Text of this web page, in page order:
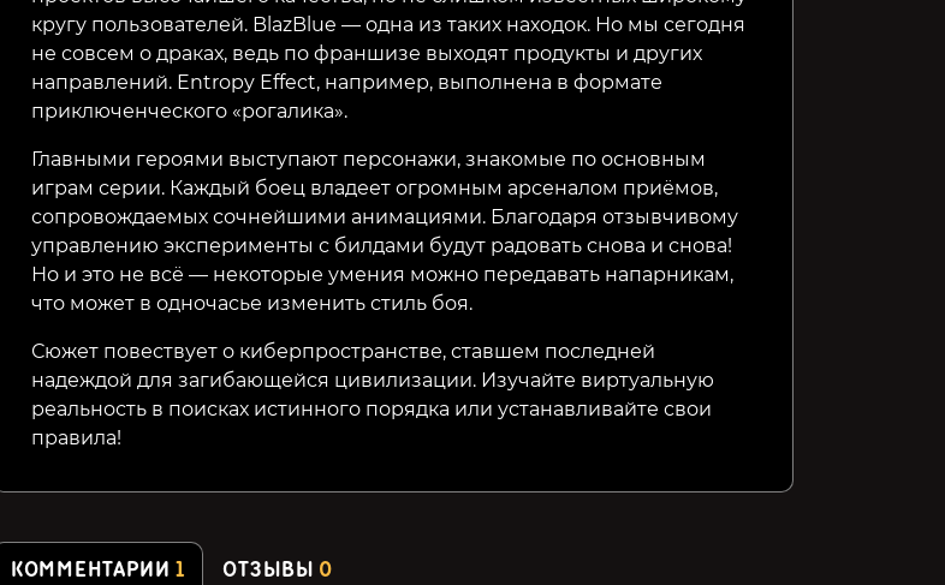
кругу пользователей. BlazBlue — одна из таких находок. Но мы сегодня
не совсем о драках, ведь по франшизе выходят продукты и других
направлений. Entropy Effect, например, выполнена в формате
приключенческого «рогалика».
Главными героями выступают персонажи, знакомые по основным
играм серии. Каждый боец владеет огромным арсеналом приёмов,
сопровождаемых сочнейшими анимациями. Благодаря отзывчивому
управлению эксперименты с билдами будут радовать снова и снова!
Но и это не всё — некоторые умения можно передавать напарникам,
что может в одночасье изменить стиль боя.
Сюжет повествует о киберпространстве, ставшем последней
надеждой для загибающейся цивилизации. Изучайте виртуальную
реальность в поисках истинного порядка или устанавливайте свои
правила!
КОММЕНТАРИИ 1 ОТЗЫВЫ 0